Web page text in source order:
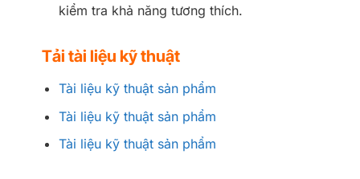
kiểm tra khả năng tương thích.
Tải tài liệu kỹ thuật
Tài liệu kỹ thuật sản phẩm
Tài liệu kỹ thuật sản phẩm
Tài liệu kỹ thuật sản phẩm